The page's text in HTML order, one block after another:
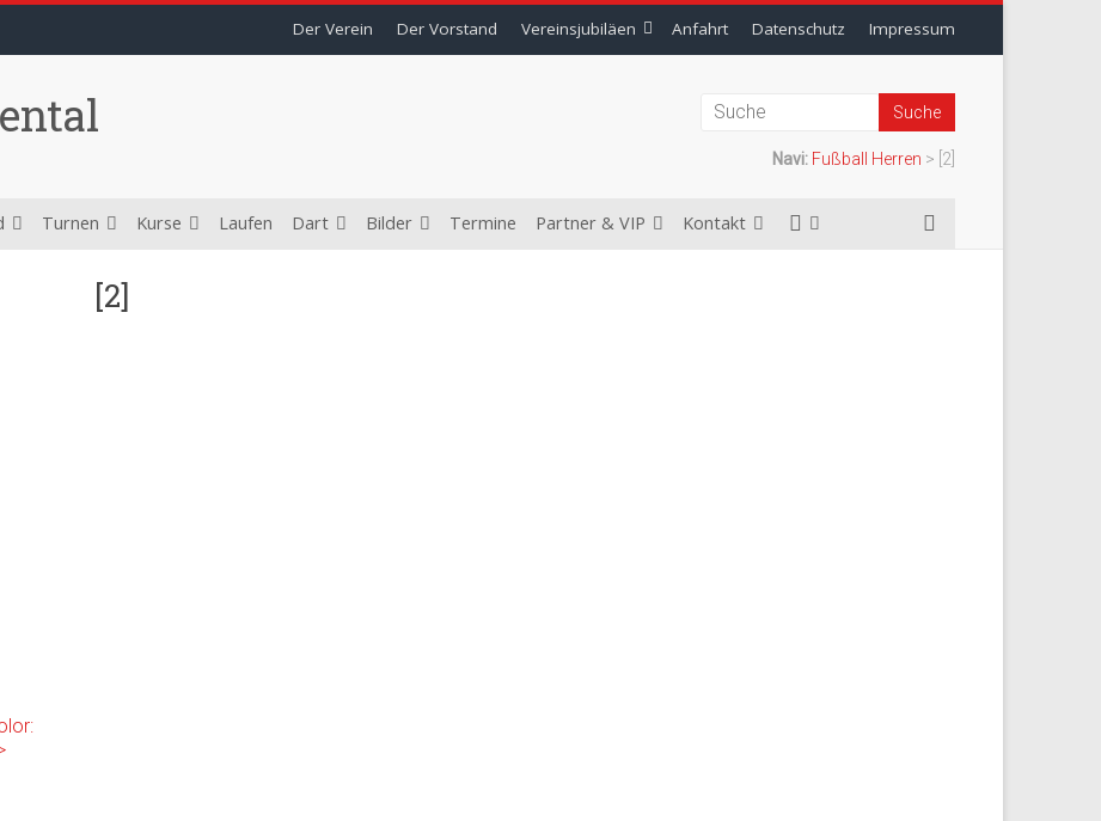
Der Verein Der Vorstand Vereinsjubiläen Anfahrt Datenschutz Impressum
Navi: Fußball Herren > [2]
Turnen Kurse Laufen Dart Bilder Termine Partner & VIP Kontakt
[2]